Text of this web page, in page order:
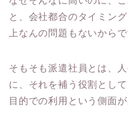
と、会社都合のタイミン
上なんの問題もないからで
そもそも派遣社員とは、
に、それを補う役割とし
目的での利用という側面が